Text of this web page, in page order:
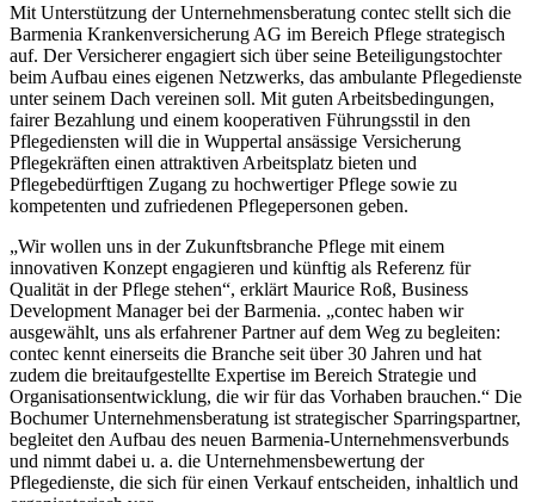
Mit Unterstützung der Unternehmensberatung contec stellt sich die
Barmenia Krankenversicherung AG im Bereich Pflege strategisch
auf. Der Versicherer engagiert sich über seine Beteiligungstochter
beim Aufbau eines eigenen Netzwerks, das ambulante Pflegedienste
unter seinem Dach vereinen soll. Mit guten Arbeitsbedingungen,
fairer Bezahlung und einem kooperativen Führungsstil in den
Pflegediensten will die in Wuppertal ansässige Versicherung
Pflegekräften einen attraktiven Arbeitsplatz bieten und
Pflegebedürftigen Zugang zu hochwertiger Pflege sowie zu
kompetenten und zufriedenen Pflegepersonen geben.
„Wir wollen uns in der Zukunftsbranche Pflege mit einem
innovativen Konzept engagieren und künftig als Referenz für
Qualität in der Pflege stehen“, erklärt Maurice Roß, Business
Development Manager bei der Barmenia. „contec haben wir
ausgewählt, uns als erfahrener Partner auf dem Weg zu begleiten:
contec kennt einerseits die Branche seit über 30 Jahren und hat
zudem die breitaufgestellte Expertise im Bereich Strategie und
Organisationsentwicklung, die wir für das Vorhaben brauchen.“ Die
Bochumer Unternehmensberatung ist strategischer Sparringspartner,
begleitet den Aufbau des neuen Barmenia-Unternehmensverbunds
und nimmt dabei u. a. die Unternehmensbewertung der
Pflegedienste, die sich für einen Verkauf entscheiden, inhaltlich und